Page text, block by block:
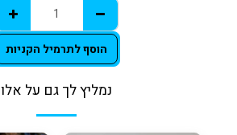
הוסף לתרמיל הקניות
נמליץ לך גם על אלו